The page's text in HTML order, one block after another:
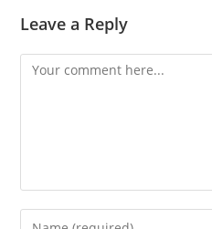
Leave a Reply
Comment
Enter